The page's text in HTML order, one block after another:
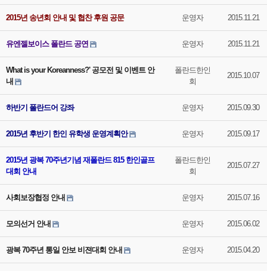
2015년 송년회 안내 및 협찬 후원 공문 운영자 2015.11.21
유엔젤보이스 폴란드 공연 운영자 2015.11.21
What is your Koreanness?' 공모전 및 이벤트 안
내
폴란드한인
회
2015.10.07
하반기 폴란드어 강좌 운영자 2015.09.30
2015년 후반기 한인 유학생 운영계획안 운영자 2015.09.17
2015년 광복 70주년기념 재폴란드 815 한인골프
대회 안내
폴란드한인
회
2015.07.27
사회보장협정 안내 운영자 2015.07.16
모의선거 안내 운영자 2015.06.02
광복 70주년 통일 안보 비젼대회 안내 운영자 2015.04.20